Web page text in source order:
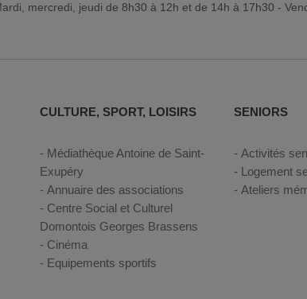
mercredi, jeudi de 8h30 à 12h et de 14h à 17h30 -
CULTURE, SPORT, LOISIRS
Médiathèque Antoine de Saint-
Exupéry
Annuaire des associations
Centre Social et Culturel
Domontois Georges Brassens
Cinéma
Equipements sportifs
SENIORS
Activités
Logement
Ateliers